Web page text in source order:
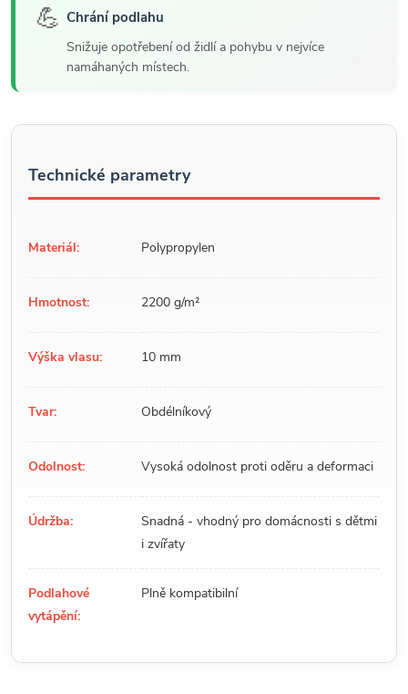
💪 Chrání podlahu
Snižuje opotřebení od židlí a pohybu v nejvíce
namáhaných místech.
Technické parametry
Materiál: Polypropylen
Hmotnost: 2200 g/m²
Výška vlasu: 10 mm
Tvar: Obdélníkový
Odolnost: Vysoká odolnost proti oděru a deformaci
Údržba:
Snadná - vhodný pro domácnosti s dětmi
i zvířaty
Podlahové
vytápění:
Plně kompatibilní